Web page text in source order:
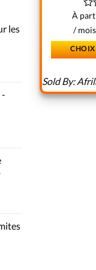
les
-
sur
5
À
/
CHOIX
Sold By: